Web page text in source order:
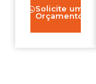
Solicite um
Orçamento